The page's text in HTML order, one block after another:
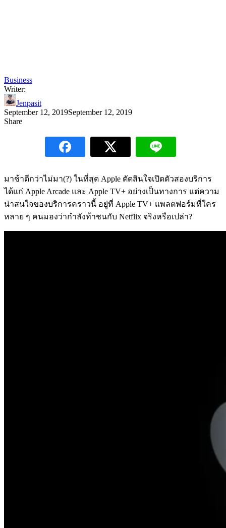
Business
Writer:
Jenpasit
September 12, 2019September 12, 2019
Share
มาช้าดีกว่าไม่มา(?) ในที่สุด Apple ตัดสินใจเปิดตัวสองบริการ
ได้แก่ Apple Arcade และ Apple TV+ อย่างเป็นทางการ แต่ความ
น่าสนใจของบริการคราวนี้ อยู่ที่ Apple TV+ แพลตฟอร์มที่ใคร
หลาย ๆ คนมองว่ากำลังท้าชนกับ Netflix จริงหรือเปล่า?